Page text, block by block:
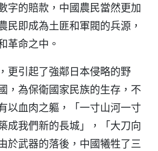
字的賠款，中國農民當然更加
民即成為土匪和軍閥的兵源，
革命之中。
更引起了強鄰日本侵略的野
，為保衛國家民族的生存，不
以血肉之軀，「一寸山河一寸
成我們新的長城」，「大刀向
於武器的落後，中國犧牲了三